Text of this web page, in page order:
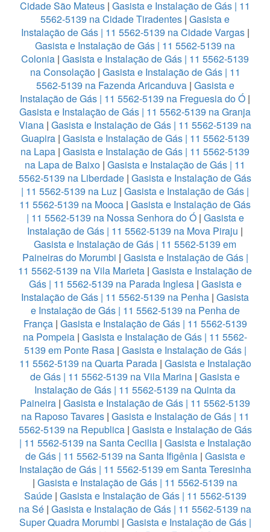
Cidade São Mateus | Gasista e Instalação de Gás | 11
5562-5139 na Cidade Tiradentes | Gasista e
Instalação de Gás | 11 5562-5139 na Cidade Vargas |
Gasista e Instalação de Gás | 11 5562-5139 na
Colonia | Gasista e Instalação de Gás | 11 5562-5139
na Consolação | Gasista e Instalação de Gás | 11
5562-5139 na Fazenda Aricanduva| Gasista e
Instalação de Gás | 11 5562-5139 na Freguesia do Ó |
Gasista e Instalação de Gás | 11 5562-5139 na Granja
Viana | Gasista e Instalação de Gás | 11 5562-5139 na
Guapira| Gasista e Instalação de Gás | 11 5562-5139
na Lapa | Gasista e Instalação de Gás | 11 5562-5139
na Lapa de Baixo | Gasista e Instalação de Gás | 11
5562-5139 na Liberdade | Gasista e Instalação de Gás
| 11 5562-5139 na Luz | Gasista e Instalação de Gás |
11 5562-5139 na Mooca | Gasista e Instalação de Gás
| 11 5562-5139 na Nossa Senhora do Ó| Gasista e
Instalação de Gás | 11 5562-5139 na Mova Piraju |
Gasista e Instalação de Gás | 11 5562-5139 em
Paineiras do Morumbi | Gasista e Instalação de Gás |
11 5562-5139 na Vila Marieta | Gasista e Instalação de
Gás | 11 5562-5139 na Parada Inglesa | Gasista e
Instalação de Gás | 11 5562-5139 na Penha | Gasista
e Instalação de Gás | 11 5562-5139 na Penha de
França | Gasista e Instalação de Gás | 11 5562-5139
na Pompeia | Gasista e Instalação de Gás | 11 5562-
5139 em Ponte Rasa| Gasista e Instalação de Gás |
11 5562-5139 na Quarta Parada| Gasista e Instalação
de Gás | 11 5562-5139 na Vila Marina | Gasista e
Instalação de Gás | 11 5562-5139 na Quinta da
Paineira | Gasista e Instalação de Gás | 11 5562-5139
na Raposo Tavares| Gasista e Instalação de Gás | 11
5562-5139 na Republica| Gasista e Instalação de Gás
| 11 5562-5139 na Santa Cecilia| Gasista e Instalação
de Gás | 11 5562-5139 na Santa Ifigênia | Gasista e
Instalação de Gás | 11 5562-5139 em Santa Teresinha
| Gasista e Instalação de Gás | 11 5562-5139 na
Saúde| Gasista e Instalação de Gás | 11 5562-5139
na Sé | Gasista e Instalação de Gás | 11 5562-5139 na
Super Quadra Morumbi | Gasista e Instalação de Gás |